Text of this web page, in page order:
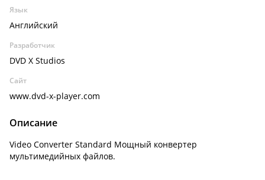
Язык
Английский
Разработчик
DVD X Studios
Сайт
www.dvd-x-player.com
Описание
Video Converter Standard Мощный конвертер
мультимедийных файлов.